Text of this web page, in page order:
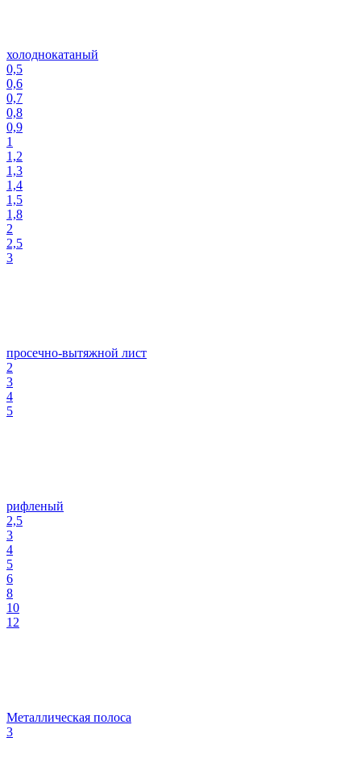
холоднокатаный
0,5
0,6
0,7
0,8
0,9
1
1,2
1,3
1,4
1,5
1,8
2
2,5
3
просечно-вытяжной лист
2
3
4
5
рифленый
2,5
3
4
5
6
8
10
12
Металлическая полоса
3